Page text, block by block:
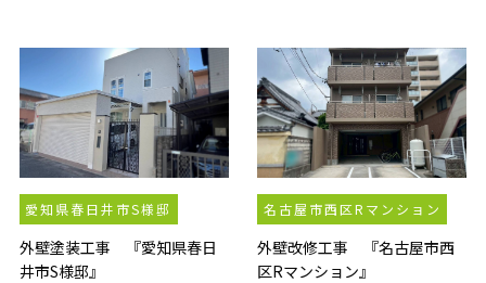
愛知県春日井市S様邸
外壁塗装工事 『愛知県春日
井市S様邸』
名古屋市西区Rマンション
外壁改修工事 『名古屋市西
区Rマンション』